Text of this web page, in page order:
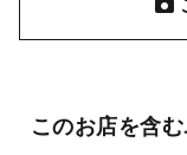
このお店を含